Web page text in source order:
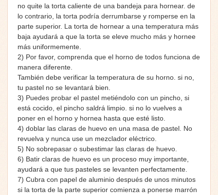
no quite la torta caliente de una bandeja para hornear. de
lo contrario, la torta podría derrumbarse y romperse en la
parte superior. La torta de hornear a una temperatura más
baja ayudará a que la torta se eleve mucho más y hornee
más uniformemente.
2) Por favor, comprenda que el horno de todos funciona de
manera diferente.
También debe verificar la temperatura de su horno. si no,
tu pastel no se levantará bien.
3) Puedes probar el pastel metiéndolo con un pincho, si
está cocido, el pincho saldrá limpio. si no lo vuelves a
poner en el horno y hornea hasta que esté listo.
4) doblar las claras de huevo en una masa de pastel. No
revuelva y nunca use un mezclador eléctrico.
5) No sobrepasar o subestimar las claras de huevo.
6) Batir claras de huevo es un proceso muy importante,
ayudará a que tus pasteles se levanten perfectamente.
7) Cubra con papel de aluminio después de unos minutos
si la torta de la parte superior comienza a ponerse marrón